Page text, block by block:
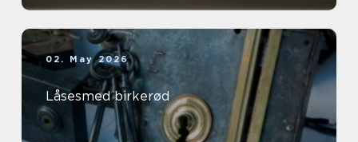
02. May 2026
Låsesmed birkerød